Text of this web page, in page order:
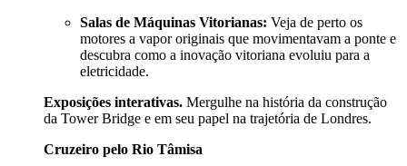
Salas de Máquinas Vitorianas: Veja de perto os
motores a vapor originais que movimentavam a ponte e
descubra como a inovação vitoriana evoluiu para a
eletricidade.
Exposições interativas. Mergulhe na história da construção
da Tower Bridge e em seu papel na trajetória de Londres.
Cruzeiro pelo Rio Tâmisa